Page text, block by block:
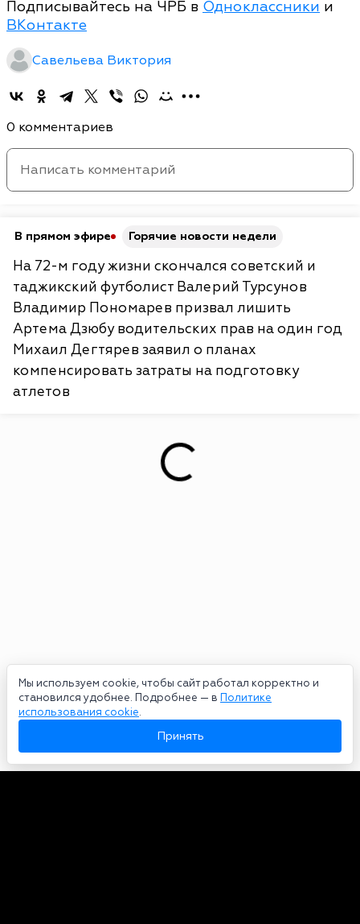
Мы используем cookie, чтобы сайт работал корректно и
становился удобнее. Подробнее — в Политике
использования cookie.
Принять
Подписывайтесь на ЧРБ в Одноклассники и
ВКонтакте
Савельева Виктория
0 комментариев
В прямом эфире Горячие новости недели
На 72-м году жизни скончался советский и
таджикский футболист Валерий Турсунов
Владимир Пономарев призвал лишить
Артема Дзюбу водительских прав на один год
Михаил Дегтярев заявил о планах
компенсировать затраты на подготовку
атлетов